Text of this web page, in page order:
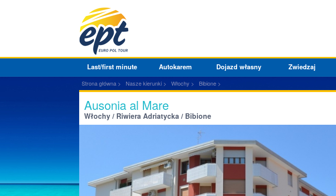
Last/first minute Autokarem Dojazd własny Zwiedzaj
Strona główna Nasze kierunki Włochy Bibione
Ausonia al Mare
Włochy / Riwiera Adriatycka / Bibione